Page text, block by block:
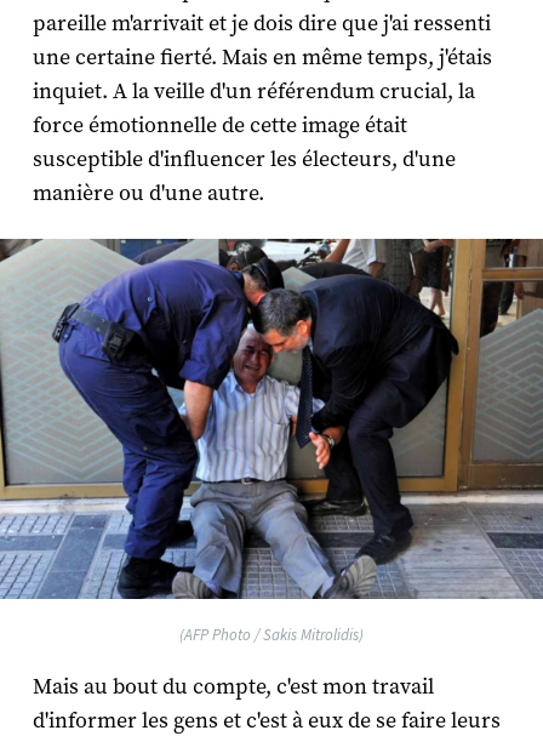
pareille m'arrivait et je dois dire que j'ai ressenti
une certaine fierté. Mais en même temps, j'étais
inquiet. A la veille d'un référendum crucial, la
force émotionnelle de cette image était
susceptible d'influencer les électeurs, d'une
manière ou d'une autre.
(AFP Photo / Sakis Mitrolidis)
Mais au bout du compte, c'est mon travail
d'informer les gens et c'est à eux de se faire leurs